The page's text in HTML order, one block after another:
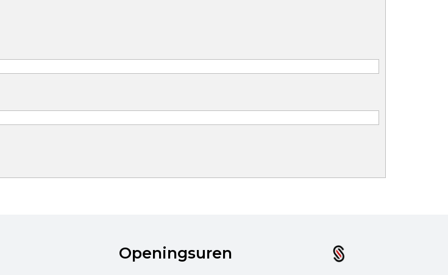
Openingsuren